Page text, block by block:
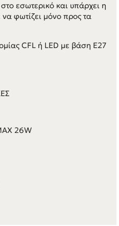
εσωτερικό και υπάρχει η
φωτίζει μόνο προς τα
CFL ή LED με βάση E27
26W